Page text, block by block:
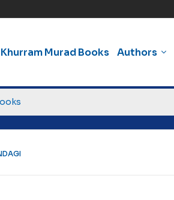
Khurram Murad Books Authors